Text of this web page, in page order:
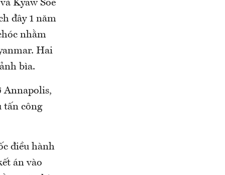
Kyaw Soe
đây 1 năm
nhằm
Hai
bìa.
Annapolis,
tấn công
điều hành
án vào